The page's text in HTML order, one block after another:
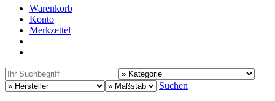
Warenkorb
Konto
Merkzettel
Suchen